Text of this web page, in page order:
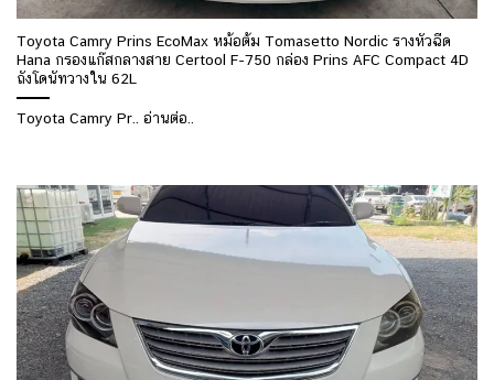
Toyota Camry Prins EcoMax หม้อต้ม Tomasetto Nordic รางหัวฉีด
Hana กรองแก๊สกลางสาย Certool F-750 กล่อง Prins AFC Compact 4D
ถังโดนัทวางใน 62L
Toyota Camry Pr.. อ่านต่อ..